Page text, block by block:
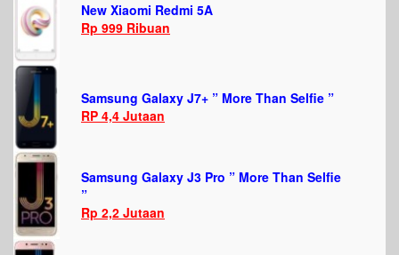
New Xiaomi Redmi 5A
Rp 999 Ribuan
Samsung Galaxy J7+ ” More Than Selfie ”
RP 4,4 Jutaan
Samsung Galaxy J3 Pro ” More Than Selfie
”
Rp 2,2 Jutaan